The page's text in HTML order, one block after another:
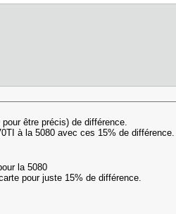
être précis) de différence.
à la 5080 avec ces 15% de différence.
la 5080
pour juste 15% de différence.